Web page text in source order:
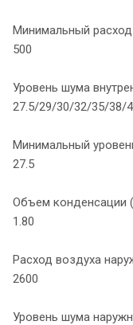
Минимальный
500
Уровень шума
27.5/29/30/32/35/38/
Минимальный
27.5
Объем конденсации
1.80
Расход воздуха
2600
Уровень шума